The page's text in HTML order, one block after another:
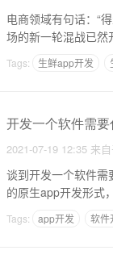
电商领域有句话：“
场的新一轮混战已然
Tags: 生鲜app开发
开发一个软件需
2021-07-19 12:35 来
谈到开发一个软件
的原生app开发形式
Tags: app开发 软件